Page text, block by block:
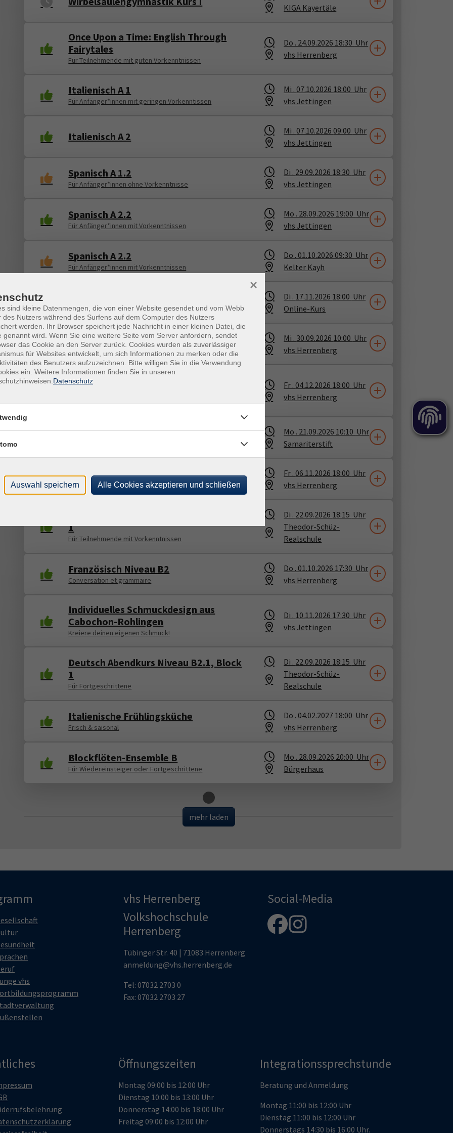
KIGA Kayertäle
Once Upon a Time: English Through
Fairytales
Für Teilnehmende mit guten Vorkenntnissen
Do . 24.09.2026 18:30 Uhr
vhs Herrenberg
Italienisch A 1
Für Anfänger*innen mit geringen Vorkenntissen
Mi . 07.10.2026 18:00 Uhr
vhs Jettingen
Italienisch A 2 Mi . 07.10.2026 09:00 Uhr
vhs Jettingen
Spanisch A 1.2
Für Anfänger*innen ohne Vorkenntnisse
Di . 29.09.2026 18:30 Uhr
vhs Jettingen
Spanisch A 2.2
Für Anfänger*innen mit Vorkenntnissen
Mo . 28.09.2026 19:00 Uhr
vhs Jettingen
Spanisch A 2.2
Für Anfänger*innen mit Vorkenntnissen
Do . 01.10.2026 09:30 Uhr
Kelter Kayh
Risiken erkennen
Di . 17.11.2026 18:00 Uhr
Online-Kurs
English Conversation Niveau B2/C1
Conversation with Literature
Mi . 30.09.2026 10:00 Uhr
vhs Herrenberg
A Winter Tea Experience: Warmth,
Englisch B1 – C2
Fr . 04.12.2026 18:00 Uhr
vhs Herrenberg
Brush up your English Mo . 21.09.2026 10:10 Uhr
Samariterstift
Mentaltraining
Ziele setzen und erreichen
Fr . 06.11.2026 18:00 Uhr
vhs Herrenberg
1
Für Teilnehmende mit Vorkenntnissen
Di . 22.09.2026 18:15 Uhr
Theodor-Schüz-
Realschule
Französisch Niveau B2
Conversation et grammaire
Do . 01.10.2026 17:30 Uhr
vhs Herrenberg
Individuelles Schmuckdesign aus
Cabochon-Rohlingen
Kreiere deinen eigenen Schmuck!
Di . 10.11.2026 17:30 Uhr
vhs Jettingen
Deutsch Abendkurs Niveau B2.1, Block
1
Für Fortgeschrittene
Di . 22.09.2026 18:15 Uhr
Theodor-Schüz-
Realschule
Italienische Frühlingsküche
Frisch & saisonal
Do . 04.02.2027 18:00 Uhr
vhs Herrenberg
Blockflöten-Ensemble B
Für Wiedereinsteiger oder Fortgeschrittene
Mo . 28.09.2026 20:00 Uhr
Bürgerhaus
Loading...
mehr laden
vhs
vhs Herrenberg
Volkshochschule
Herrenberg
Tübinger Str. 40 | 71083 Herrenberg
anmeldung@vhs.herrenberg.de
Tel: 07032 2703 0
Fax: 07032 2703 27
Social-Media
Öffnungszeiten
Montag 09:00 bis 12:00 Uhr
Dienstag 10:00 bis 13:00 Uhr
Donnerstag 14:00 bis 18:00 Uhr
Freitag 09:00 bis 12:00 Uhr
Integrationssprechstunde
Beratung und Anmeldung
Montag 11:00 bis 12:00 Uhr
Dienstag 11:00 bis 12:00 Uhr
Donnerstags 14:30 bis 16:00 Uhr.
sind kleine Datenmengen, die von einer Website gesendet und vom Webb
des Nutzers während des Surfens auf dem Computer des Nutzers
werden. Ihr Browser speichert jede Nachricht in einer kleinen Datei, die
genannt wird. Wenn Sie eine weitere Seite vom Server anfordern, sendet
das Cookie an den Server zurück. Cookies wurden als zuverlässiger
für Websites entwickelt, um sich Informationen zu merken oder die
des Benutzers aufzuzeichnen. Bitte willigen Sie in die Verwendung
ein. Weitere Informationen finden Sie in unseren
Datenschutz
×
Auswahl speichern Alle Cookies akzeptieren und schließen